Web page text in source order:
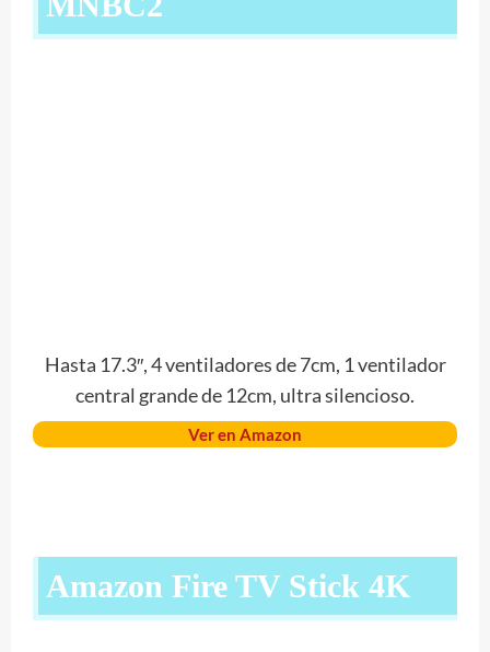
Hasta 17.3″, 4 ventiladores de 7cm, 1 ventilador
central grande de 12cm, ultra silencioso.
Ver en Amazon
Amazon Fire TV Stick 4K